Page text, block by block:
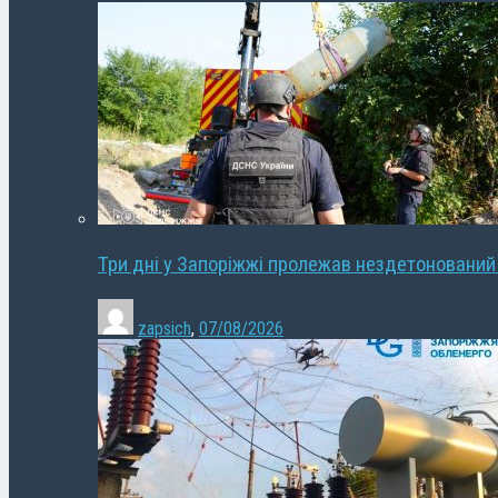
Три дні у Запоріжжі пролежав
zapsich, 07/08/2026